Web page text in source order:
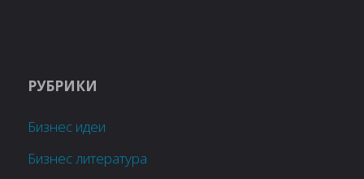
РУБРИКИ
Бизнес идеи
Бизнес литература